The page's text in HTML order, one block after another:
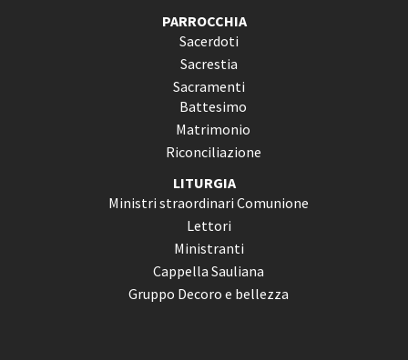
PARROCCHIA
Sacerdoti
Sacrestia
Sacramenti
Battesimo
Matrimonio
Riconciliazione
LITURGIA
Ministri straordinari Comunione
Lettori
Ministranti
Cappella Sauliana
Gruppo Decoro e bellezza